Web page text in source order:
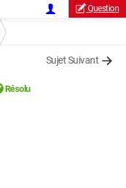
Question
Sujet Suivant
Résolu